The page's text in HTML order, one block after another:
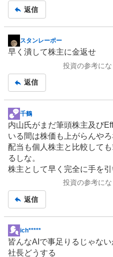
返信
掲
示
事
スタンレーポー
早く潰して株主に金返せ
投資の参考に
返信
掲
示
板
記
事
千鶴
内山氏がまだ筆頭株主及び
いる間は株価も上がらんやろ
配当も個人株主と比較して
るしな。
株主として早く完全に手を
投資の参考に
返信
掲
示
ich*****
皆んなAIで事足りるじゃな
社長どうする